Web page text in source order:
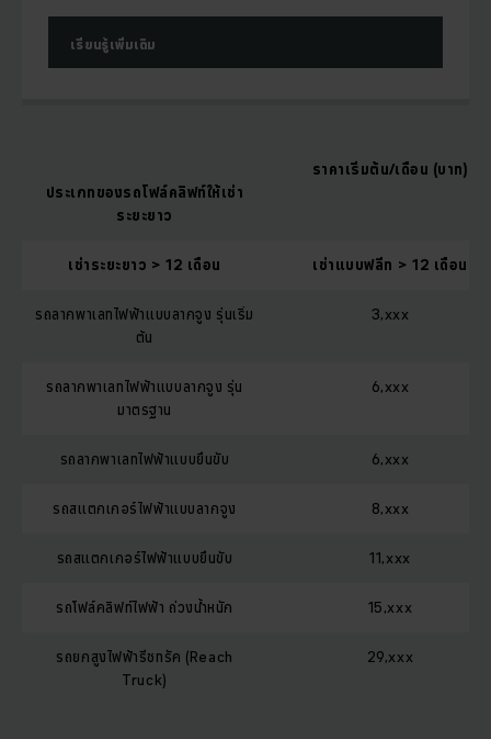
เรียนรู้เพิ่มเติม
ประเภทของรถโฟล์คลิฟท์ให้เช่า
ระยะยาว
ราคาเริ่มต้น/เดือน (บาท)
เช่าระยะยาว > 12 เดือน เช่าแบบฟลีท > 12 เดือน
รถลากพาเลทไฟฟ้าแบบลากจูง รุ่นเริ่ม
ต้น
3,xxx
รถลากพาเลทไฟฟ้าแบบลากจูง รุ่น
มาตรฐาน
6,xxx
รถลากพาเลทไฟฟ้าแบบยืนขับ 6,xxx
รถสแตกเกอร์ไฟฟ้าแบบลากจูง 8,xxx
รถสแตกเกอร์ไฟฟ้าแบบยืนขับ 11,xxx
รถโฟล์คลิฟท์ไฟฟ้า ถ่วงน้ำหนัก 15,xxx
รถยกสูงไฟฟ้ารีชทรัค (Reach
Truck)
29,xxx